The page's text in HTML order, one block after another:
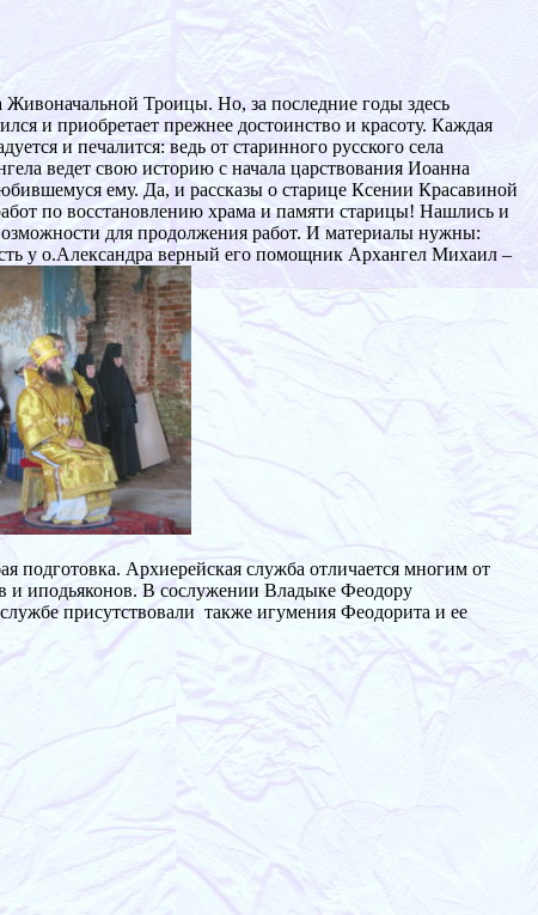
Троицы. Но, за последние годы здесь
и приобретает прежнее достоинство и красоту. Каждая
и печалится: ведь от старинного русского села
ведет свою историю с начала царствования Иоанна
ему. Да, и рассказы о старице Ксении Красавиной
по восстановлению храма и памяти старицы! Нашлись и
для продолжения работ. И материалы нужны:
у о.Александра верный его помощник Архангел Михаил –
подготовка. Архиерейская служба отличается многим от
и иподьяконов. В сослужении Владыке Феодору
присутствовали также игумения Феодорита и ее